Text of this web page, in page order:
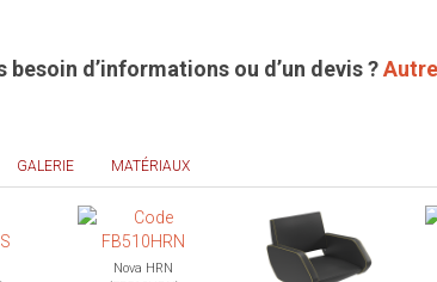
besoin d’informations ou d’un devis ?
GALERIE MATÉRIAUX
Nova HRN